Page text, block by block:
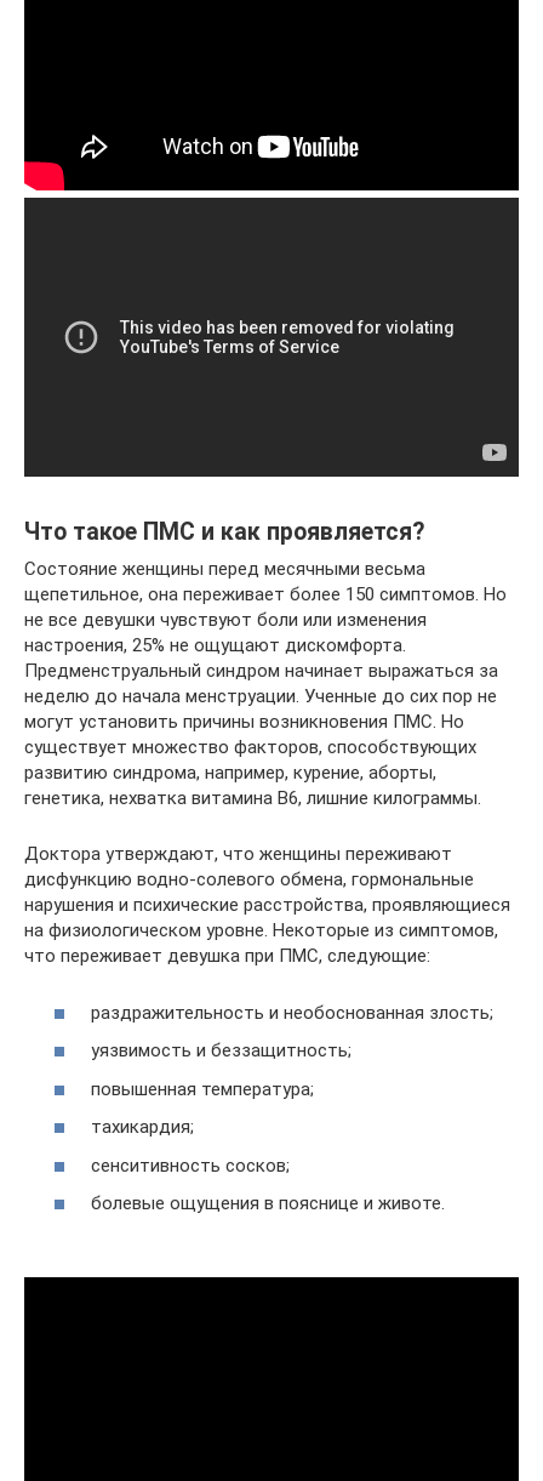
Что такое ПМС и как проявляется?
Состояние женщины перед месячными весьма
щепетильное, она переживает более 150 симптомов. Но
не все девушки чувствуют боли или изменения
настроения, 25% не ощущают дискомфорта.
Предменструальный синдром начинает выражаться за
неделю до начала менструации. Ученные до сих пор не
могут установить причины возникновения ПМС. Но
существует множество факторов, способствующих
развитию синдрома, например, курение, аборты,
генетика, нехватка витамина B6, лишние килограммы.
Доктора утверждают, что женщины переживают
дисфункцию водно-солевого обмена, гормональные
нарушения и психические расстройства, проявляющиеся
на физиологическом уровне. Некоторые из симптомов,
что переживает девушка при ПМС, следующие:
раздражительность и необоснованная злость;
уязвимость и беззащитность;
повышенная температура;
тахикардия;
сенситивность сосков;
болевые ощущения в пояснице и животе.